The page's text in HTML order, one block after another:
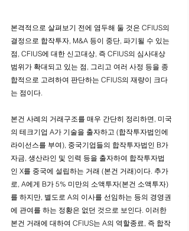
본격적으로 살펴보기 전에 염두해 둘 것은 CFIUS의
결정으로 합작투자, M&A 등이 중단, 파기될 수 있는
점, CFIUS에 대한 신고대상, 즉 CFIUS의 심사대상
범위가 확대되고 있는 점, 그리고 여러 사정 등을 종
합적으로 고려하여 판단하는 CFIUS의 재량이 크다
는 점이다.
본건 사례의 거래구조를 매우 간단히 정리하면, 미국
의 테크기업 A가 기술을 출자하고 (합작투자법인에
라이선스를 부여), 중국기업들의 합작투자법인 B가
자금, 생산라인 및 인력 등을 출자하여 합작투자법
인 X를 중국에 설립하는 거래 (본건 거래)이다. 추가
로, A에게 B가 5% 미만의 소액투자(본건 소액투자)
를 하지만, 별도로 A의 이사를 선임하는 등의 경영권
에 관여를 하는 정황은 없던 것으로 보인다. 이러한
본건 거래에 대하여 CFIUS는 A의 역할종료, 즉 합작